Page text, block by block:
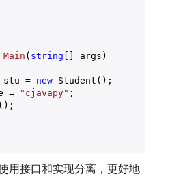
Main ( string [] args )
stu =
new Student();
=
"cjavapy" ;
用接口和实现分离，更好地